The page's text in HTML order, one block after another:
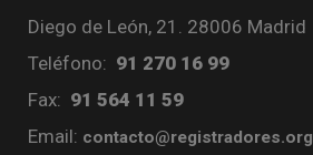
Diego de León, 21. 28006 Madrid
Teléfono: 91 270 16 99
Fax: 91 564 11 59
Email: contacto@registradores.org